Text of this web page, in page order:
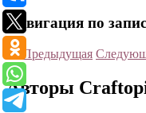
Навигация по
←Предыдущая
Авторы